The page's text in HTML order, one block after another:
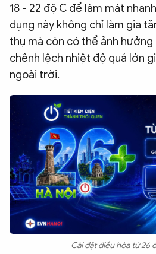
BẠN ĐỌC & CAND
ĐA PHƯƠNG TIỆN
eMagazine
Infographic
Chuyên trangAn ninh thế giới
Văn nghệ
Chuyên đề
18 - 22 độ C để làm mát
dụng này không chỉ làm gia
thụ mà còn có thể ảnh
chênh lệch nhiệt độ quá lớn
ngoài trời.
Cài đặt điều hòa từ 26